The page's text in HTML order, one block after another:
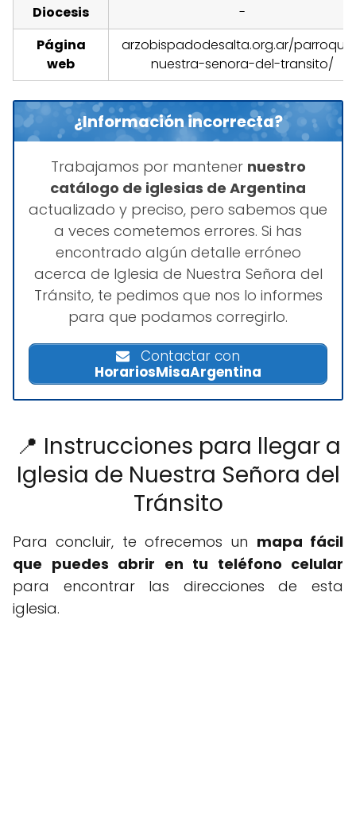
Diocesis
-
Página
web
arzobispadodesalta.org.ar/
nuestra-senora-del-transito/
¿Información incorrecta?
Trabajamos por mantener nuestro
catálogo de iglesias de Argentina
actualizado y preciso, pero sabemos que
a veces cometemos errores. Si has
encontrado algún detalle erróneo
acerca de Iglesia de Nuestra Señora del
Tránsito, te pedimos que nos lo informes
para que podamos corregirlo.
Contactar con
HorariosMisaArgentina
📍 Instrucciones para llegar a
Iglesia de Nuestra Señora del
Tránsito
Para concluir, te ofrecemos un mapa fácil
que puedes abrir en tu teléfono celular
para encontrar las direcciones de esta
iglesia.